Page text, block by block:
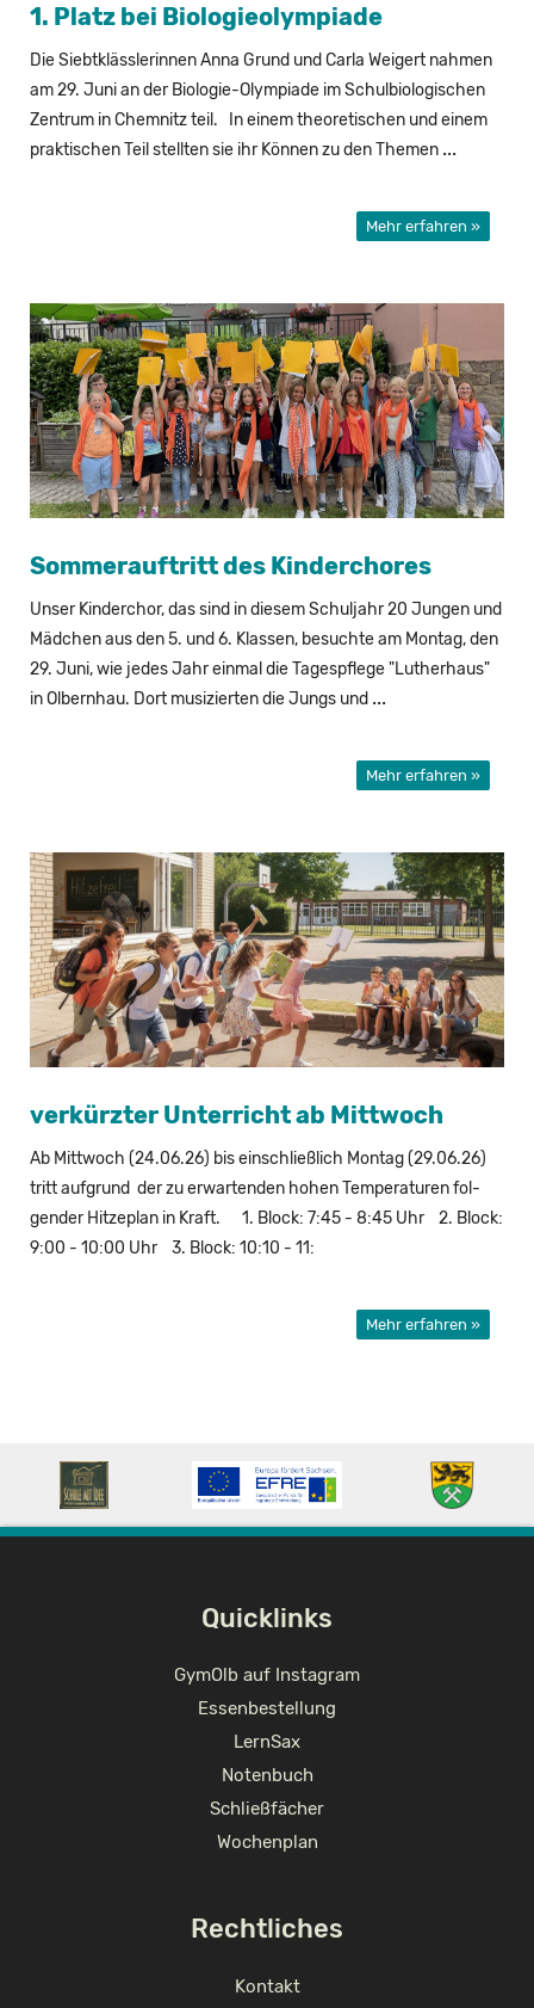
1. Platz bei Bio­lo­gie­olym­pia­de
Die Siebt­kläss­le­rin­nen Anna Grund und Carla Wei­gert nah­men
am 29. Juni an der Biologie-​Olympiade im Schul­bio­lo­gi­schen
Zen­trum in Chem­nitz teil. In einem theo­re­ti­schen und einem
prak­ti­schen Teil stell­ten sie ihr Kön­nen zu den The­men ...
Mehr erfahren »
Som­mer­auf­tritt des Kin­der­cho­res
Unser Kin­der­chor, das sind in die­sem Schul­jahr 20 Jun­gen und
Mäd­chen aus den 5. und 6. Klas­sen, be­such­te am Mon­tag, den
29. Juni, wie jedes Jahr ein­mal die Ta­ges­pfle­ge "Lu­ther­haus"
in Ol­bern­hau. Dort mu­si­zier­ten die Jungs und ...
Mehr erfahren »
ver­kürz­ter Un­ter­richt ab Mitt­woch
Ab Mitt­woch (24.06.26) bis ein­schließ­lich Mon­tag (29.06.26)
tritt auf­grund der zu er­war­ten­den hohen Tem­pe­ra­tu­ren fol­
gen­der Hit­ze­plan in Kraft. 1. Block: 7:45 - 8:45 Uhr 2. Block:
9:00 - 10:00 Uhr 3. Block: 10:10 - 11:
Mehr erfahren »
Quick­links
GymOlb auf Instagram
Essenbestellung
LernSax
Notenbuch
Schließfächer
Wochenplan
Recht­li­ches
Kontakt